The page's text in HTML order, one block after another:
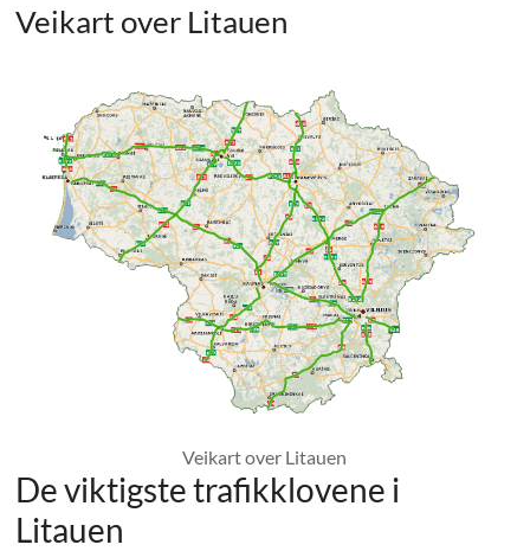
Veikart over Litauen
Veikart over Litauen
De viktigste trafikklovene i
Litauen